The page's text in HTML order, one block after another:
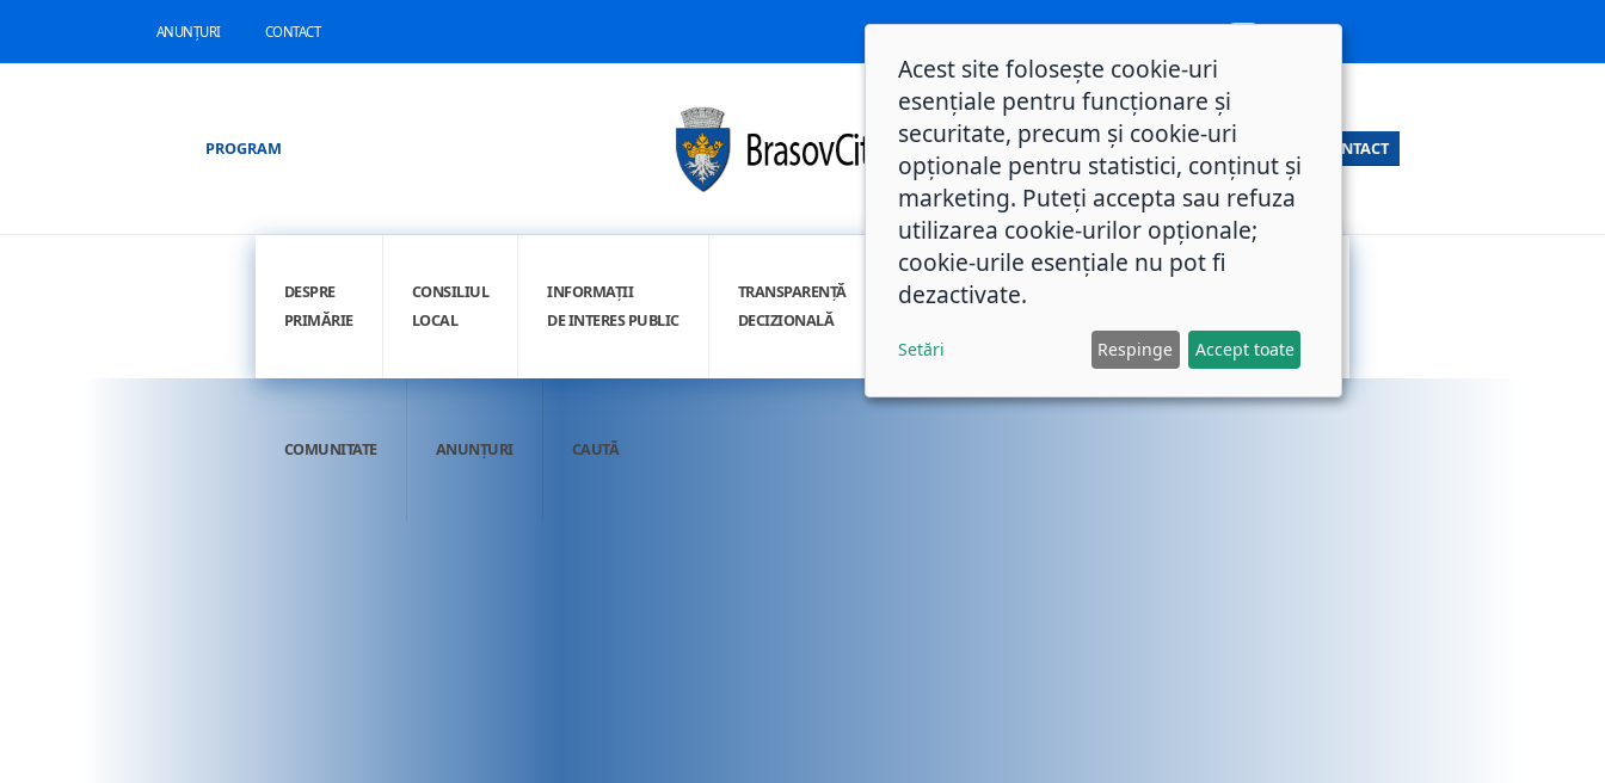
ANUNȚURI CONTACT
PROGRAM CONTACT
DESPRE
PRIMĂRIE
CONSILIUL
LOCAL
INFORMAȚII
DE INTERES PUBLIC
TRANSPARENȚĂ
DECIZIONALĂ
INTEGRITATE
COMUNITATE ANUNȚURI CAUTĂ
Acest site folosește cookie-uri
esențiale pentru funcționare și
securitate, precum și cookie-uri
opționale pentru statistici, conținut și
marketing. Puteți accepta sau refuza
utilizarea cookie-urilor opționale;
cookie-urile esențiale nu pot fi
dezactivate.
Setări Respinge Accept toate